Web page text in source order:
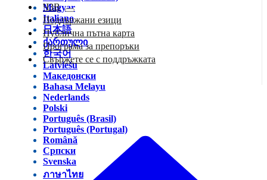
Magyar
Italiano
日本語
ქართული
한국어
Latviešu
Македонски
Bahasa Melayu
Nederlands
Polski
Português (Brasil)
Português (Portugal)
Română
Српски
Svenska
ภาษาไทย
ЧЗВ
Поддържани езици
Публична пътна карта
Програма за препоръки
Свържете се с поддръжката